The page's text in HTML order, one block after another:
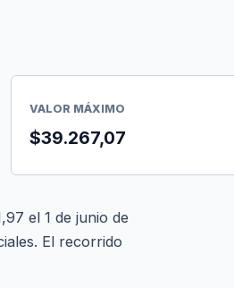
VALOR MÁXIMO
$39.267,07
el 1 de junio de
El recorrido